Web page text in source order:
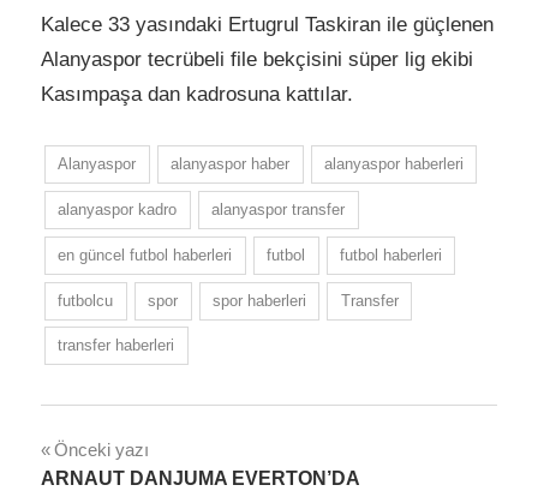
Kalece 33 yasındaki Ertugrul Taskiran ile güçlenen
Alanyaspor tecrübeli file bekçisini süper lig ekibi
Kasımpaşa dan kadrosuna kattılar.
Alanyaspor alanyaspor haber alanyaspor haberleri
alanyaspor kadro alanyaspor transfer
en güncel futbol haberleri futbol futbol haberleri
futbolcu spor spor haberleri Transfer
transfer haberleri
Yazı
Önceki yazı
ARNAUT DANJUMA EVERTON’DA